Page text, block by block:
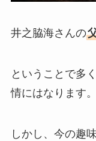
井之脇海さんの
ということで多
情にはなります。
しかし、今の趣